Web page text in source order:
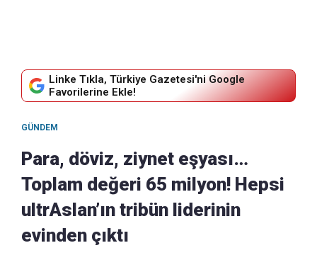
Linke Tıkla, Türkiye Gazetesi'ni Google
Favorilerine Ekle!
GÜNDEM
Para, döviz, ziynet eşyası…
Toplam değeri 65 milyon! Hepsi
ultrAslan’ın tribün liderinin
evinden çıktı